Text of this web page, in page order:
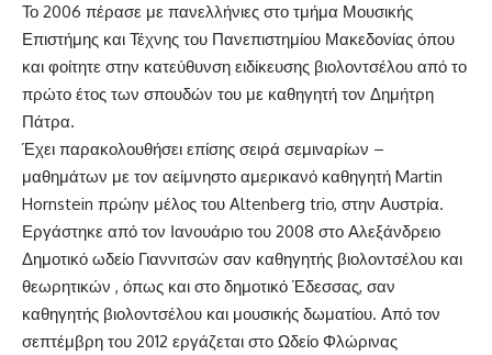
Το 2006 πέρασε με πανελλήνιες στο τμήμα Μουσικής
Επιστήμης και Τέχνης του Πανεπιστημίου Μακεδονίας όπου
και φοίτητε στην κατεύθυνση ειδίκευσης βιολοντσέλου από το
πρώτο έτος των σπουδών του με καθηγητή τον Δημήτρη
Πάτρα.
Έχει παρακολουθήσει επίσης σειρά σεμιναρίων –
μαθημάτων με τον αείμνηστο αμερικανό καθηγητή Martin
Hornstein πρώην μέλος του Altenberg trio, στην Αυστρία.
Εργάστηκε από τον Ιανουάριο του 2008 στο Αλεξάνδρειο
Δημοτικό ωδείο Γιαννιτσών σαν καθηγητής βιολοντσέλου και
θεωρητικών , όπως και στο δημοτικό Έδεσσας, σαν
καθηγητής βιολοντσέλου και μουσικής δωματίου. Από τον
σεπτέμβρη του 2012 εργάζεται στο Ωδείο Φλώρινας